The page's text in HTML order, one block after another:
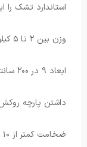
استاندارد تشک را
وزن بین ۲ تا ۵ کیلوگرم
ابعاد ۹ در ۲۰۰ سانتی متر
داشتن پارچه
ضخامت کمتر از ۱۰ سانتی متر